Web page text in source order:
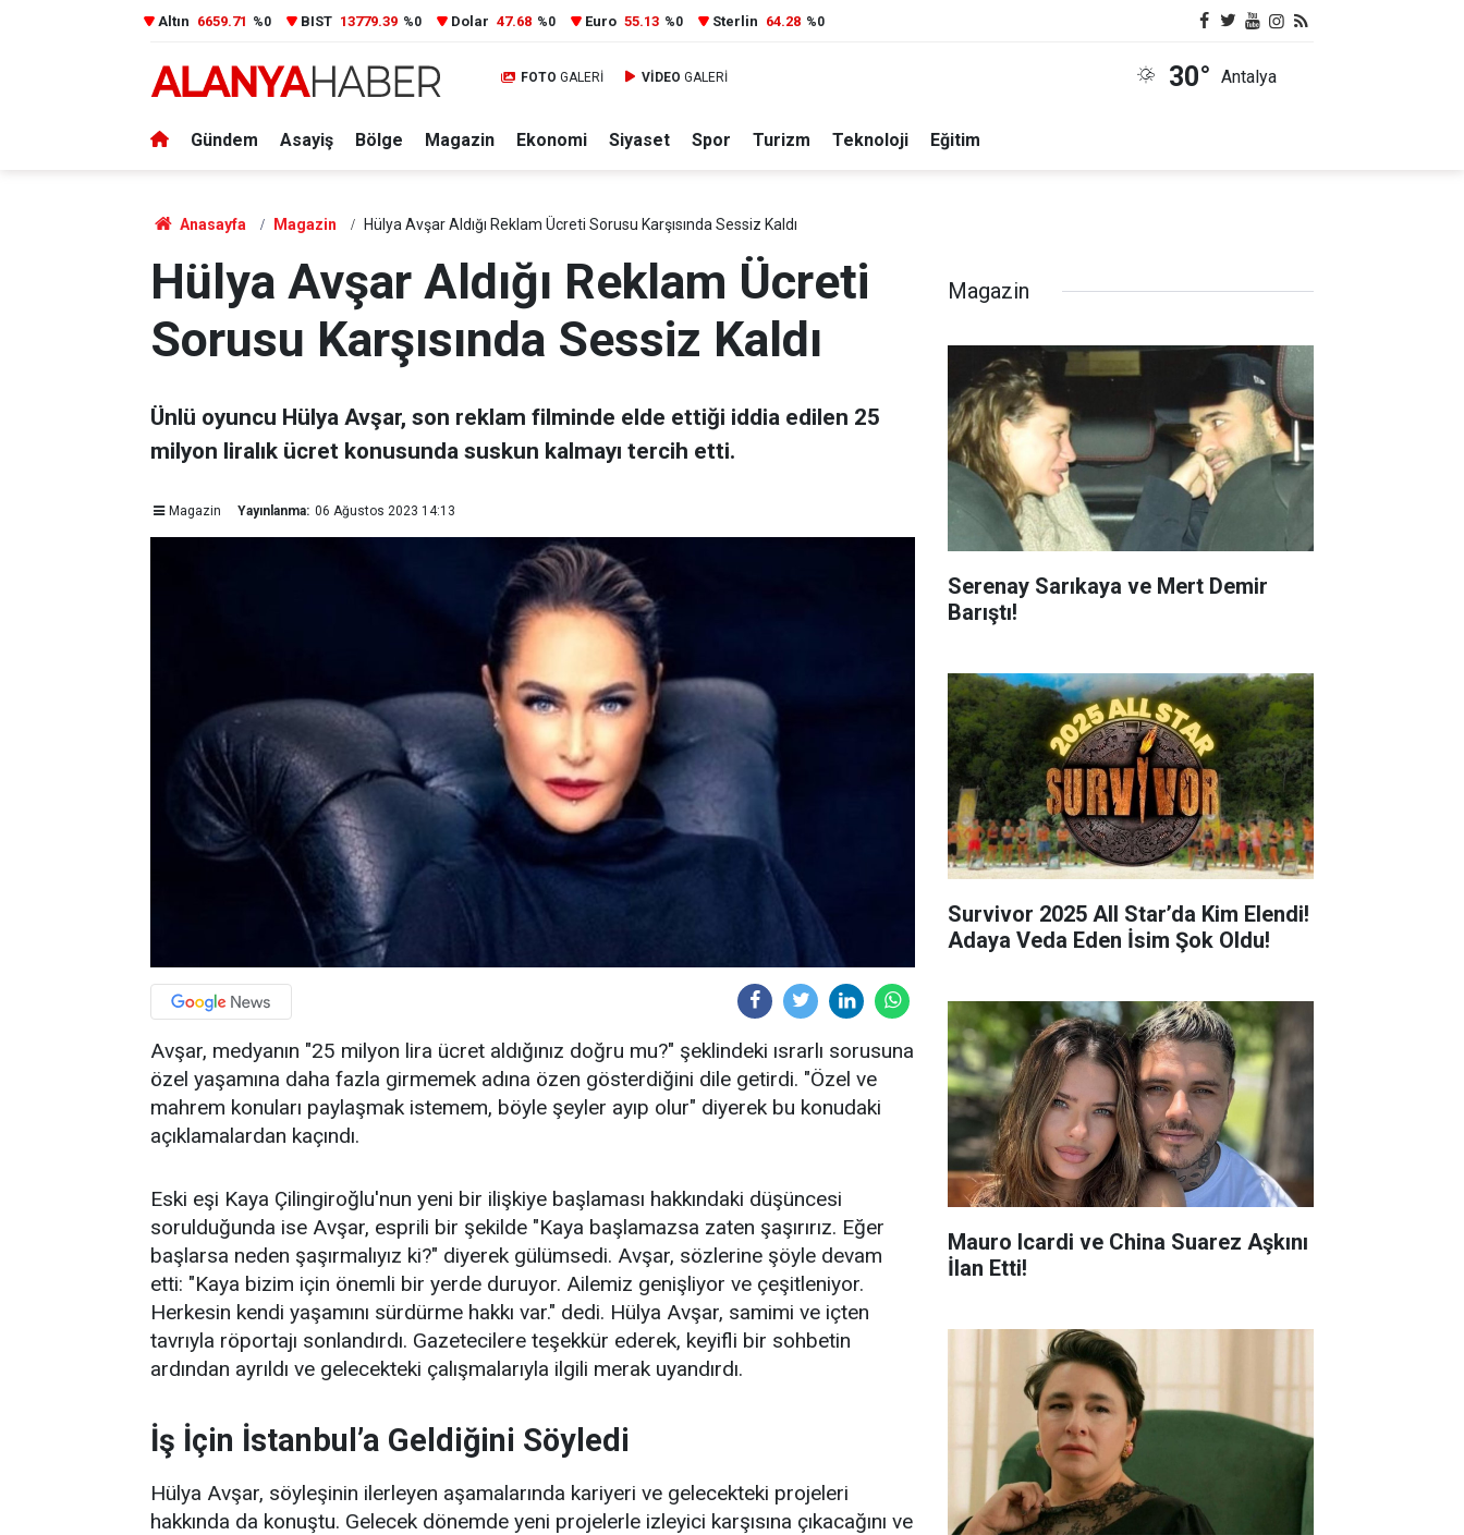
Altın 6659.71 %0 BIST 13779.39 %0 Dolar 47.68 %0 Euro 55.13 %0 Sterlin 64.28 %0
FOTO GALERİ VİDEO GALERİ 30° Antalya
Gündem Asayiş Bölge Magazin Ekonomi Siyaset Spor Turizm Teknoloji Eğitim
Anasayfa Magazin Hülya Avşar Aldığı Reklam Ücreti Sorusu Karşısında Sessiz Kaldı
Hülya Avşar Aldığı Reklam Ücreti
Sorusu Karşısında Sessiz Kaldı
Ünlü oyuncu Hülya Avşar, son reklam filminde elde ettiği iddia edilen 25
milyon liralık ücret konusunda suskun kalmayı tercih etti.
Magazin Yayınlanma: 06 Ağustos 2023 14:13
Avşar, medyanın "25 milyon lira ücret aldığınız doğru mu?" şeklindeki ısrarlı sorusuna
özel yaşamına daha fazla girmemek adına özen gösterdiğini dile getirdi. "Özel ve
mahrem konuları paylaşmak istemem, böyle şeyler ayıp olur" diyerek bu konudaki
açıklamalardan kaçındı.
Eski eşi Kaya Çilingiroğlu'nun yeni bir ilişkiye başlaması hakkındaki düşüncesi
sorulduğunda ise Avşar, esprili bir şekilde "Kaya başlamazsa zaten şaşırırız. Eğer
başlarsa neden şaşırmalıyız ki?" diyerek gülümsedi. Avşar, sözlerine şöyle devam
etti: "Kaya bizim için önemli bir yerde duruyor. Ailemiz genişliyor ve çeşitleniyor.
Herkesin kendi yaşamını sürdürme hakkı var." dedi. Hülya Avşar, samimi ve içten
tavrıyla röportajı sonlandırdı. Gazetecilere teşekkür ederek, keyifli bir sohbetin
ardından ayrıldı ve gelecekteki çalışmalarıyla ilgili merak uyandırdı.
İş İçin İstanbul’a Geldiğini Söyledi
Hülya Avşar, söyleşinin ilerleyen aşamalarında kariyeri ve gelecekteki projeleri
hakkında da konuştu. Gelecek dönemde yeni projelerle izleyici karşısına çıkacağını ve
Magazin
Serenay Sarıkaya ve Mert Demir
Barıştı!
Survivor 2025 All Star’da Kim Elendi!
Adaya Veda Eden İsim Şok Oldu!
Mauro Icardi ve China Suarez Aşkını
İlan Etti!